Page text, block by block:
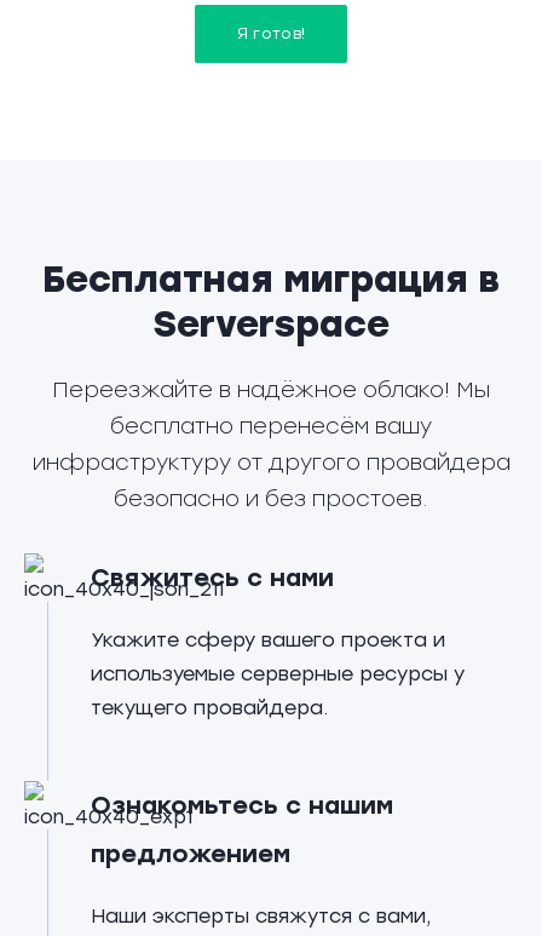
Я готов!
Бесплатная миграция в
Serverspace
Переезжайте в надёжное облако! Мы
бесплатно перенесём вашу
инфраструктуру от другого провайдера
безопасно и без простоев.
Свяжитесь с нами
Укажите сферу вашего проекта и
используемые серверные ресурсы у
текущего провайдера.
Ознакомьтесь с нашим
предложением
Наши эксперты свяжутся с вами,